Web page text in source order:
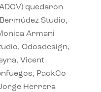
quedaron
Studio,
Armani
Odosdesign,
Vicent
PackCo
Herrera